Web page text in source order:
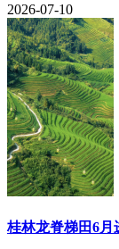
2026-07-10
桂林龙脊梯田6月